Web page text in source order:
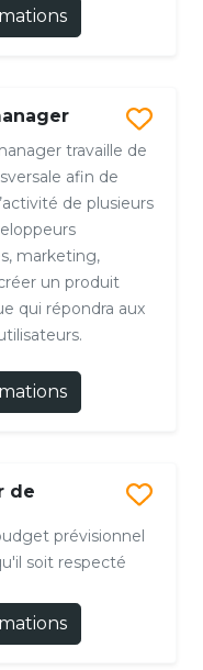
travaille de
afin de
de plusieurs
marketing,
un produit
qui répondra aux
de
prévisionnel
soit respecté